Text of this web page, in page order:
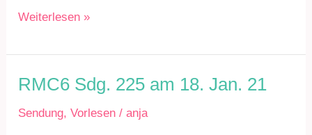
RMC6
227
am
15.
Feb.
Weiterlesen »
RMC6 Sdg. 225 am 18. Jan. 21
Sendung,Vorlesen /anja